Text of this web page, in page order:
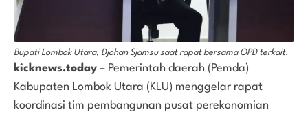
Bupati Lombok Utara, Djohan Sjamsu saat rapat bersama OPD terkait.
kicknews.today – Pemerintah daerah (Pemda)
Kabupaten Lombok Utara (KLU) menggelar rapat
koordinasi tim pembangunan pusat perekonomian